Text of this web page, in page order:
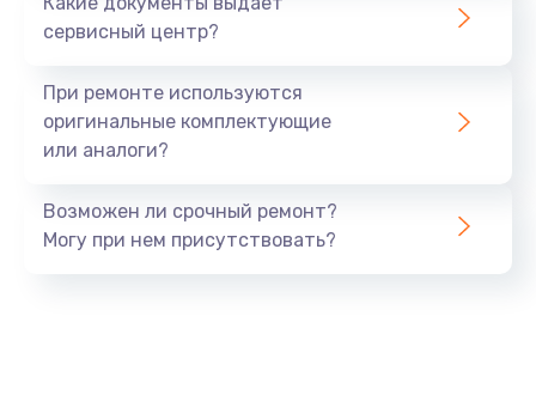
сервисный центр?
При ремонте используются
оригинальные комплектующие
или аналоги?
Возможен ли срочный ремонт?
Могу при нем присутствовать?